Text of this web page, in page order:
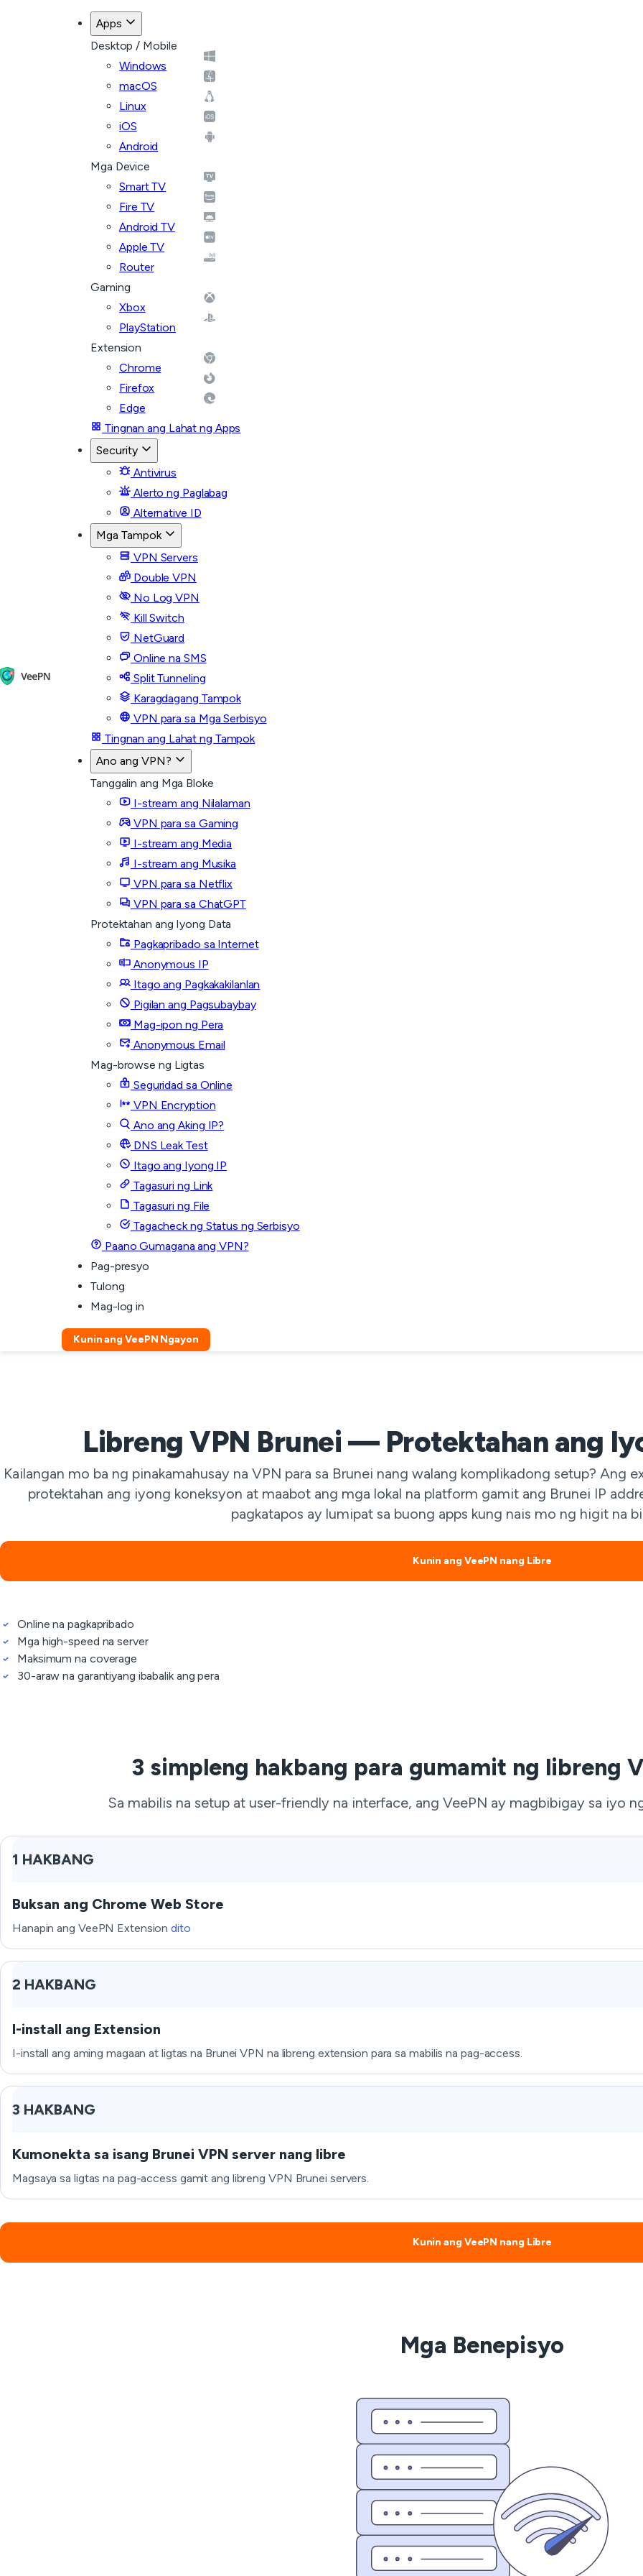
Apps
Desktop / Mobile
Windows
macOS
Linux
iOS
Android
Mga Device
Smart TV
Fire TV
Android TV
Apple TV
Router
Gaming
Xbox
PlayStation
Extension
Chrome
Firefox
Edge
Tingnan ang Lahat ng Apps
Security
Antivirus
Alerto ng Paglabag
Alternative ID
Mga Tampok
VPN Servers
Double VPN
No Log VPN
Kill Switch
NetGuard
Online na SMS
Split Tunneling
Karagdagang Tampok
VPN para sa Mga Serbisyo
Tingnan ang Lahat ng Tampok
Ano ang VPN?
Tanggalin ang Mga Bloke
I-stream ang Nilalaman
VPN para sa Gaming
I-stream ang Media
I-stream ang Musika
VPN para sa Netflix
VPN para sa ChatGPT
Protektahan ang Iyong Data
Pagkapribado sa Internet
Anonymous IP
Itago ang Pagkakakilanlan
Pigilan ang Pagsubaybay
Mag-ipon ng Pera
Anonymous Email
Mag-browse ng Ligtas
Seguridad sa Online
VPN Encryption
Ano ang Aking IP?
DNS Leak Test
Itago ang Iyong IP
Tagasuri ng Link
Tagasuri ng File
Tagacheck ng Status ng Serbisyo
Paano Gumagana ang VPN?
Pag-presyo
Tulong
Mag-log in
Kunin ang VeePN Ngayon
Libreng VPN Brunei — Protektahan ang
Kailangan mo ba ng pinakamahusay na VPN para sa Brunei nang walang komplikadong setup? Ang
protektahan ang iyong koneksyon at maabot ang mga lokal na platform gamit ang Brunei IP
pagkatapos ay lumipat sa buong apps kung nais mo ng higit na
Kunin ang VeePN nang Libre
Online na pagkapribado
Mga high-speed na server
Maksimum na coverage
30-araw na garantiyang ibabalik ang pera
3 simpleng hakbang para gumamit ng libreng
Sa mabilis na setup at user-friendly na interface, ang VeePN ay magbibigay sa iyo
1 HAKBANG
Buksan ang Chrome Web Store
Hanapin ang VeePN Extensiondito
2 HAKBANG
I-install ang Extension
I-install ang aming magaan at ligtas na Brunei VPN na libreng extension para sa mabilis na pag-access.
3 HAKBANG
Kumonekta sa isang Brunei VPN server nang libre
Magsaya sa ligtas na pag-access gamit ang libreng VPN Brunei servers.
Kunin ang VeePN nang Libre
Mga Benepisyo